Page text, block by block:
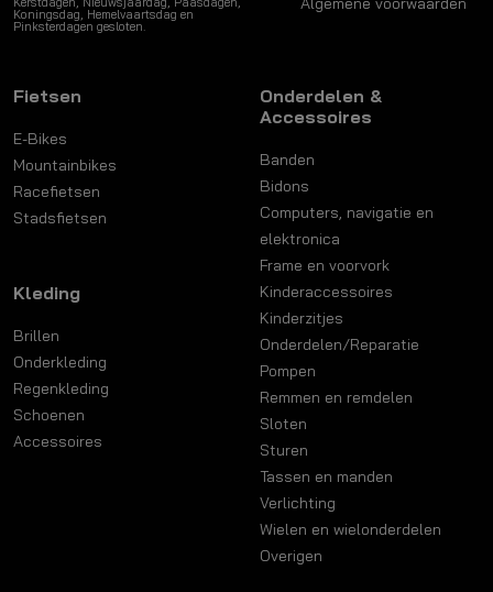
Koningsdag, Hemelvaartsdag en
Pinksterdagen gesloten.
Fietsen
E-Bikes
Mountainbikes
Racefietsen
Stadsfietsen
Kleding
Brillen
Onderkleding
Regenkleding
Schoenen
Accessoires
Onderdelen &
Accessoires
Banden
Bidons
Computers, navigatie en
elektronica
Frame en voorvork
Kinderaccessoires
Kinderzitjes
Onderdelen/Reparatie
Pompen
Remmen en remdelen
Sloten
Sturen
Tassen en manden
Verlichting
Wielen en wielonderdelen
Overigen